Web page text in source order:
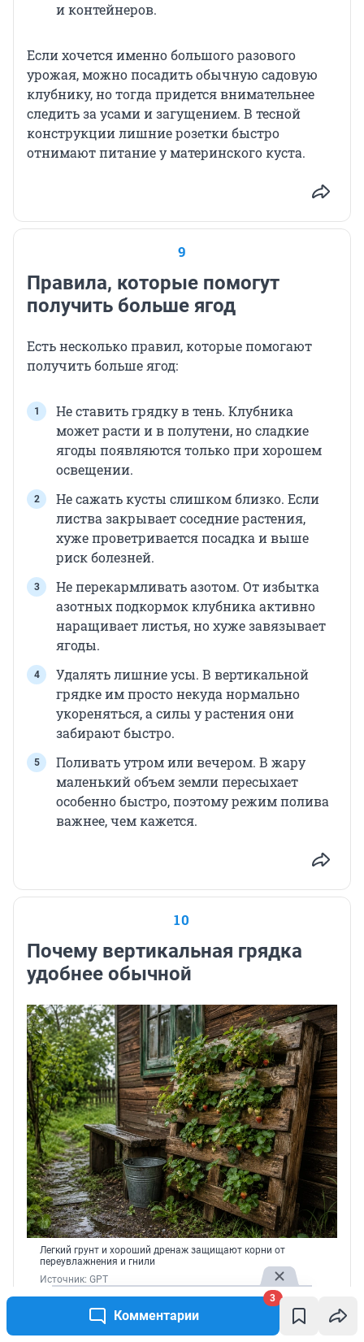
Комментарии
3
и контейнеров.
Если хочется именно большого разового
урожая, можно посадить обычную садовую
клубнику, но тогда придется внимательнее
следить за усами и загущением. В тесной
конструкции лишние розетки быстро
отнимают питание у материнского куста.
9
Правила, которые помогут
получить больше ягод
Есть несколько правил, которые помогают
получить больше ягод:
Не ставить грядку в тень. Клубника
может расти и в полутени, но сладкие
ягоды появляются только при хорошем
освещении.
Не сажать кусты слишком близко. Если
листва закрывает соседние растения,
хуже проветривается посадка и выше
риск болезней.
Не перекармливать азотом. От избытка
азотных подкормок клубника активно
наращивает листья, но хуже завязывает
ягоды.
Удалять лишние усы. В вертикальной
грядке им просто некуда нормально
укореняться, а силы у растения они
забирают быстро.
Поливать утром или вечером. В жару
маленький объем земли пересыхает
особенно быстро, поэтому режим полива
важнее, чем кажется.
10
Почему вертикальная грядка
удобнее обычной
Легкий грунт и хороший дренаж защищают корни от
переувлажнения и гнили
Источник: GPT
У вертикальных посадок есть еще один плюс: